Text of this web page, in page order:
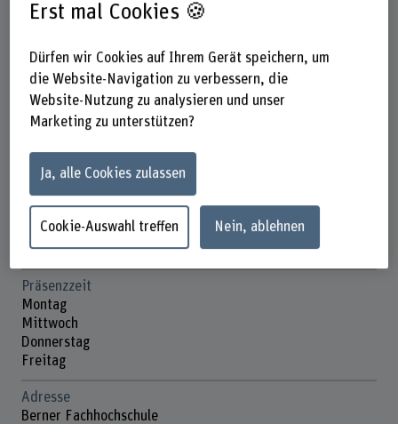
+41 31 848 63 22
E-Mail anzeigen
www.bfh.ch/de/nathalie-joder
Links
bfh.ch/sozialmanagement
Präsenzzeit
Montag
Mittwoch
Donnerstag
Freitag
Adresse
Berner Fachhochschule
Erst mal Cookies 🍪
Dürfen wir Cookies auf Ihrem Gerät speichern, um
die Website-Navigation zu verbessern, die
Website-Nutzung zu analysieren und unser
Marketing zu unterstützen?
Ja, alle Cookies zulassen
Cookie-Auswahl treffen Nein, ablehnen